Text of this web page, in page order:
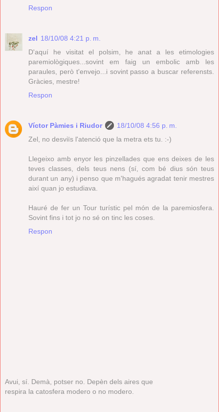
Respon
zel 18/10/08 4:21 p. m.
D'aquí he visitat el polsim, he anat a les etimologies
paremiològiques...sovint em faig un embolic amb les
paraules, però t'envejo...i sovint passo a buscar referensts.
Gràcies, mestre!
Respon
Víctor Pàmies i Riudor
18/10/08 4:56 p. m.
Zel, no desviïs l'atenció que la metra ets tu. :-)
Llegeixo amb enyor les pinzellades que ens deixes de les
teves classes, dels teus nens (sí, com bé dius són teus
durant un any) i penso que m'hagués agradat tenir mestres
així quan jo estudiava.
Hauré de fer un Tour turístic pel món de la paremiosfera.
Sovint fins i tot jo no sé on tinc les coses.
Respon
Avui, sí. Demà, potser no. Depèn dels aires que
respira la catosfera modero o no modero.